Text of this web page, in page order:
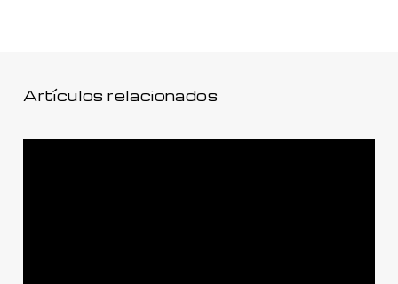
Artículos relacionados